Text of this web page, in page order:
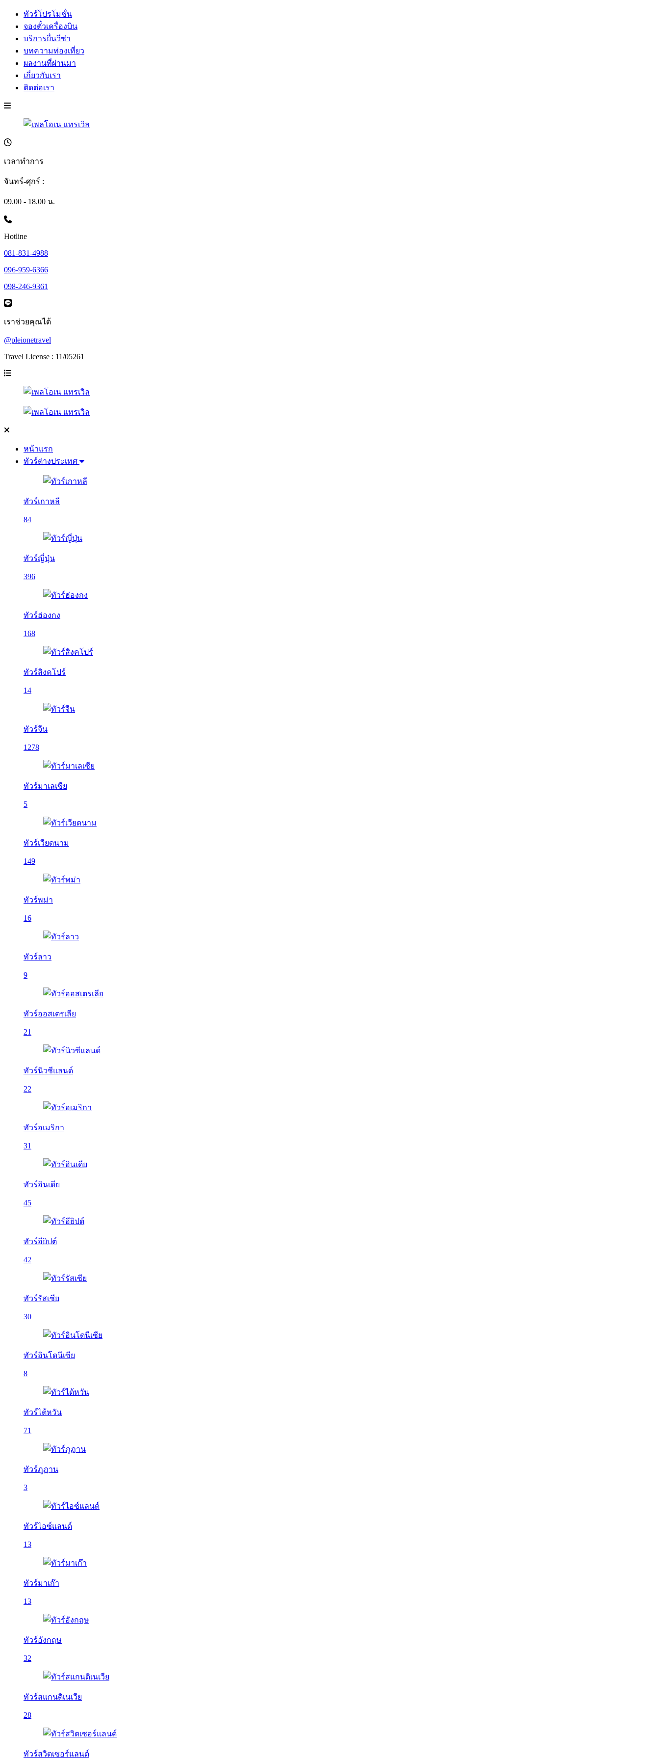
ทัวร์โปรโมชั่น
จองตั๋วเครื่องบิน
บริการยื่นวีซ่า
บทความท่องเที่ยว
ผลงานที่ผ่านมา
เกี่ยวกับเรา
ติดต่อเรา
เวลาทำการ
จันทร์-ศุกร์ :
09.00 - 18.00 น.
Hotline
081-831-4988
096-959-6366
098-246-9361
เราช่วยคุณได้
@pleionetravel
Travel License : 11/05261
หน้าแรก
ทัวร์ต่างประเทศ
ทัวร์เกาหลี
84
ทัวร์ญี่ปุ่น
396
ทัวร์ฮ่องกง
168
ทัวร์สิงคโปร์
14
ทัวร์จีน
1278
ทัวร์มาเลเซีย
5
ทัวร์เวียดนาม
149
ทัวร์พม่า
16
ทัวร์ลาว
9
ทัวร์ออสเตรเลีย
21
ทัวร์นิวซีแลนด์
22
ทัวร์อเมริกา
31
ทัวร์อินเดีย
45
ทัวร์อียิปต์
42
ทัวร์รัสเซีย
30
ทัวร์อินโดนีเซีย
8
ทัวร์ไต้หวัน
71
ทัวร์ภูฏาน
3
ทัวร์ไอซ์แลนด์
13
ทัวร์มาเก๊า
13
ทัวร์อังกฤษ
32
ทัวร์สแกนดิเนเวีย
28
ทัวร์สวิตเซอร์แลนด์